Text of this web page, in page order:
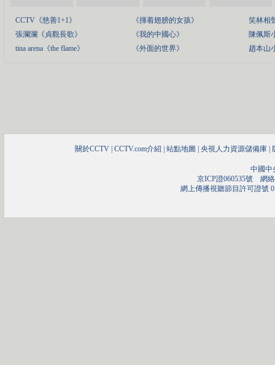
CCTV《慈善1+1》
張瀾瀾《貞觀長歌》
tina arena《the flame》
《揮着翅膀的女孩》
《我的中國心》
《外面的世界》
笑林相
陳佩斯
趙本山
關於CCTV | CCTV.com介紹 | 站點地圖 | 央視人力資源儲備庫 |
中國中
京ICP證060535號 網絡
網上傳播視聽節目許可證號